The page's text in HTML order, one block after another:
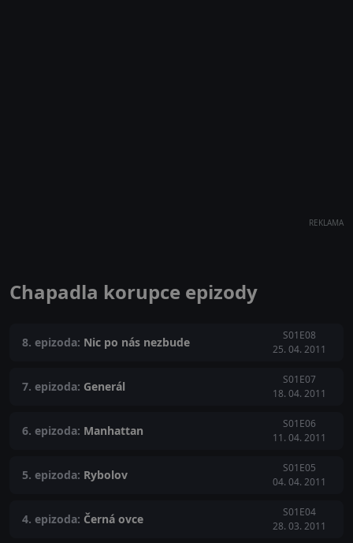
REKLAMA
Chapadla korupce epizody
8. epizoda: Nic po nás nezbude
S01E08
25. 04. 2011
7. epizoda: Generál
S01E07
18. 04. 2011
6. epizoda: Manhattan
S01E06
11. 04. 2011
5. epizoda: Rybolov
S01E05
04. 04. 2011
4. epizoda: Černá ovce
S01E04
28. 03. 2011